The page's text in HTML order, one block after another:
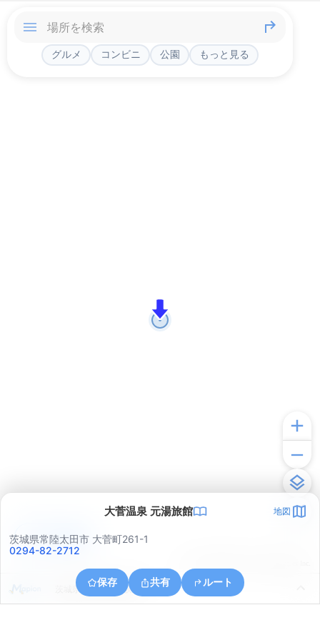
グルメ コンビニ 公園 もっと見る
大菅温泉 元湯旅館 地図
茨城県常陸太田市 大菅町261-1
0294-82-2712
保存 共有 ルート
茨城県日立市中深荻町
アプリで見る